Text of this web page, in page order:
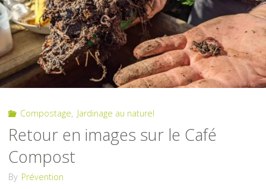
Compostage, Jardinage au naturel
Retour en images sur le Café
Compost
By Prévention